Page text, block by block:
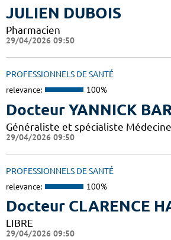
JULIEN DUBOIS
Pharmacien
29/04/2026 09:50
PROFESSIONNELS DE SANTÉ
relevance: 100%
Docteur YANNICK
Généraliste et spécialiste
29/04/2026 09:50
PROFESSIONNELS DE SANTÉ
relevance: 100%
Docteur CLARENCE
LIBRE
29/04/2026 09:50